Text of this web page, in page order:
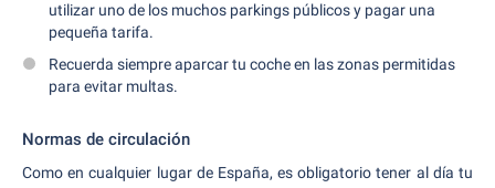
utilizar uno de los muchos parkings públicos y pagar una
pequeña tarifa.
Recuerda siempre aparcar tu coche en las zonas permitidas
para evitar multas.
Normas de circulación
Como en cualquier lugar de España, es obligatorio tener al día tu